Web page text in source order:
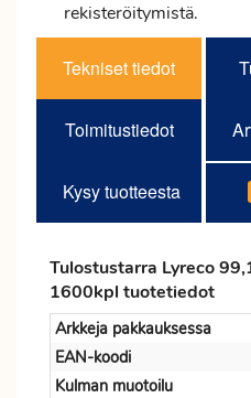
rekisteröitymistä.
Tekniset tiedot
Toimitustiedot
Kysy tuotteesta
Tulostustarra Lyreco
1600kpl tuotetiedot
Arkkeja pakkauksessa
EAN-koodi
Kulman muotoilu